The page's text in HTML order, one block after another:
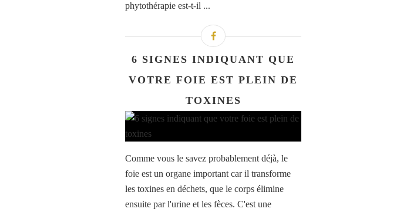
phytothérapie est-t-il ...
6 SIGNES INDIQUANT QUE
VOTRE FOIE EST PLEIN DE
TOXINES
Comme vous le savez probablement déjà, le
foie est un organe important car il transforme
les toxines en déchets, que le corps élimine
ensuite par l'urine et les fèces. C'est une